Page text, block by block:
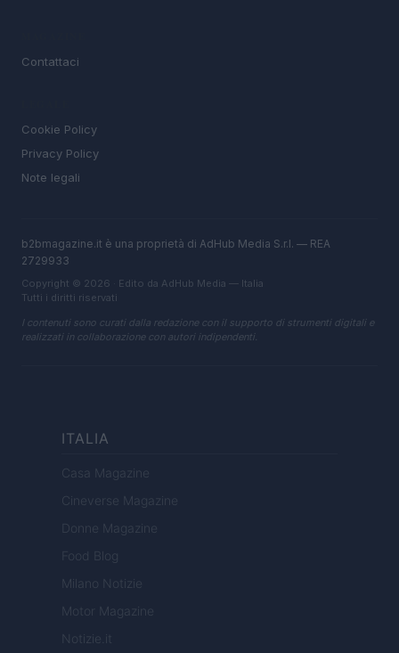
Contattaci
Cookie Policy
Privacy Policy
Note legali
b2bmagazine.it è una proprietà di AdHub Media S.r.l. — REA
2729933
Copyright © 2026 · Edito da AdHub Media — Italia
Tutti i diritti riservati
I contenuti sono curati dalla redazione con il supporto di strumenti digitali e
realizzati in collaborazione con autori indipendenti.
ITALIA
Casa Magazine
Cineverse Magazine
Donne Magazine
Food Blog
Milano Notizie
Motor Magazine
Notizie.it